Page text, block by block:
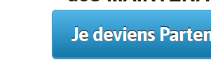
Je deviens